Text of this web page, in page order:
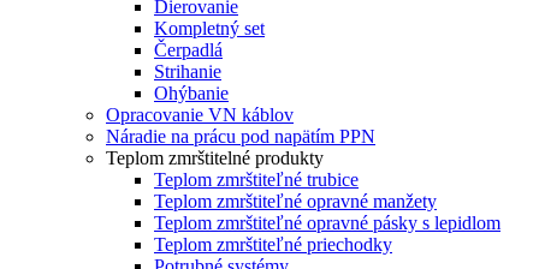
Dierovanie
Kompletný set
Čerpadlá
Strihanie
Ohýbanie
Opracovanie VN káblov
Náradie na prácu pod napätím PPN
Teplom zmrštitelné produkty
Teplom zmrštiteľné trubice
Teplom zmrštiteľné opravné manžety
Teplom zmrštiteľné opravné pásky s lepidlom
Teplom zmrštiteľné priechodky